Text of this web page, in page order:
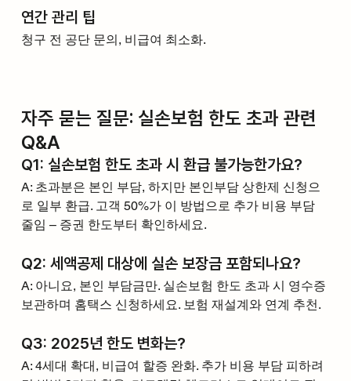
연간 관리 팁
청구 전 공단 문의, 비급여 최소화.
자주 묻는 질문: 실손보험 한도 초과 관련
Q&A
Q1: 실손보험 한도 초과 시 환급 불가능한가요?
A: 초과분은 본인 부담, 하지만 본인부담 상한제 신청으
로 일부 환급. 고객 50%가 이 방법으로 추가 비용 부담
줄임 – 증권 한도부터 확인하세요.
Q2: 세액공제 대상에 실손 보장금 포함되나요?
A: 아니요, 본인 부담금만. 실손보험 한도 초과 시 영수증
보관하며 홈택스 신청하세요. 보험 재설계와 연계 추천.
Q3: 2025년 한도 변화는?
A: 4세대 확대, 비급여 할증 완화. 추가 비용 부담 피하려